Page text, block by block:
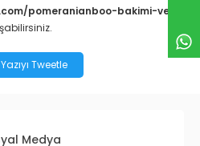
pomeranianboo-bakimi-ve-
Yazıyı Tweetle
Medya